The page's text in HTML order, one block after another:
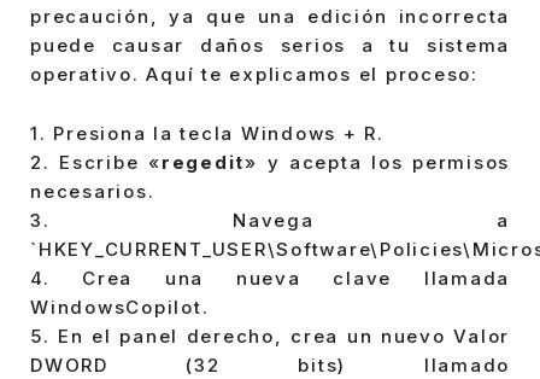
precaución, ya que una edición incorrecta
puede causar daños serios a tu sistema
operativo. Aquí te explicamos el proceso:
1. Presiona la tecla Windows + R.
2. Escribe «regedit» y acepta los permisos
necesarios.
3. Navega a
4. Crea una nueva clave llamada
WindowsCopilot.
5. En el panel derecho, crea un nuevo Valor
DWORD (32 bits) llamado